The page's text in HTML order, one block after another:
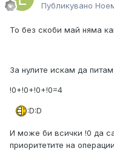
Публикувано
То без скоби май няма
За нулите искам да
!0+!0+!0+!0=4
:D:D
И може би всички !0 да
приоритетите на